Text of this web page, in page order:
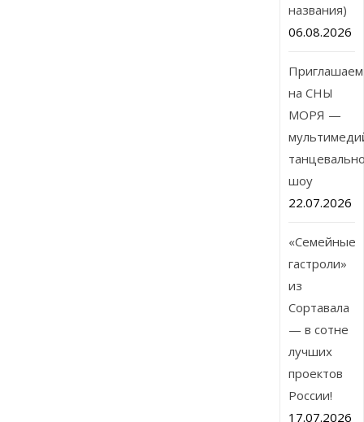
названия)
06.08.2026
Приглашаем
на СНЫ
МОРЯ —
шоу
22.07.2026
«Семейные
гастроли»
из
Сортавала
— в сотне
лучших
проектов
России!
17.07.2026